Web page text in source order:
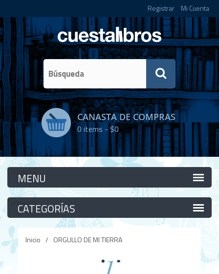
Registrar Mi Cuenta
CANASTA DE COMPRAS
0items -$0
Categorías
Categorías
Inicio / ORGULLO DE MI TIERRA